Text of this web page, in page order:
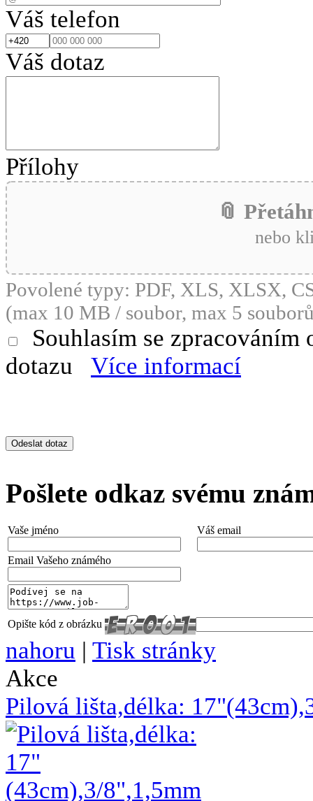
Váš telefon
Váš dotaz
Přílohy
📎
nebo
Povolené typy: PDF, XLS, XLSX,
(max 10 MB / soubor, max 5
Souhlasím se
dotazu
Více informací
Pošlete odkaz svému
Vaše jméno Váš email
Email Vašeho známého
Opište kód z obrázku
nahoru | Tisk stránky
Akce
Pilová lišta,délka: